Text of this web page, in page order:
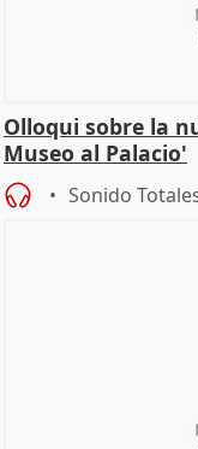
Olloqui sobre la
Museo al Palacio'
Sonido